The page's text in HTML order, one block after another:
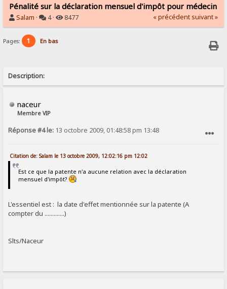
Pénalité sur la déclaration mensuel d'impôt pour médecin
Salam · 4 · 8477 « précédent suivant »
Pages: 1 En bas
Description:
naceur
Membre VIP
Réponse #4 le: 13 octobre 2009, 01:48:58 pm 13:48
Citation de: Salam le 13 octobre 2009, 12:02:16 pm 12:02
Est ce que la patente n'a aucune relation avec la déclaration
mensuel d'impôt?
L'essentiel est : la date d'effet mentionnée sur la patente (A
compter du .............)
Slts/Naceur